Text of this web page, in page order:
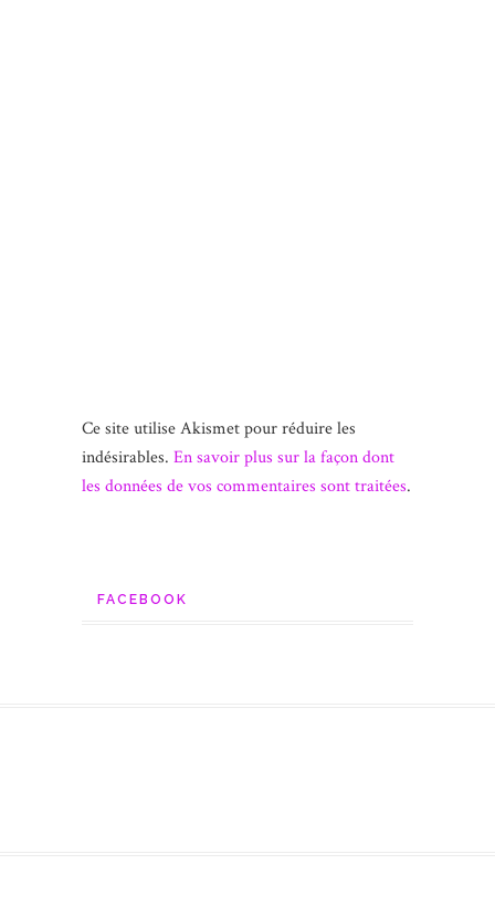
Ce site utilise Akismet pour réduire les
indésirables. En savoir plus sur la façon dont
les données de vos commentaires sont traitées.
FACEBOOK